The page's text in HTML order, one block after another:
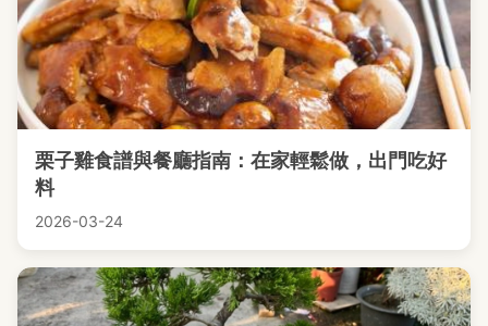
栗子雞食譜與餐廳指南：在家輕鬆做，出門吃好
料
2026-03-24